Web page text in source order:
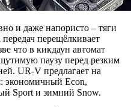
и даже напористо – тяги
передач перещёлкивает
что в кикдаун автомат
паузу перед резким
UR-V предлагает на
экономичный Econ,
Sport и зимний Snow.